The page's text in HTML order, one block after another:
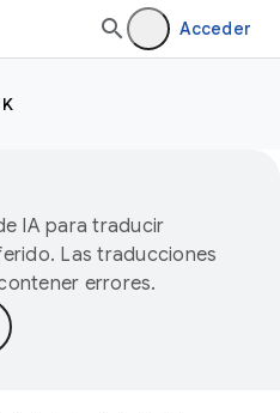
Acceder
IA para traducir
Las traducciones
errores.